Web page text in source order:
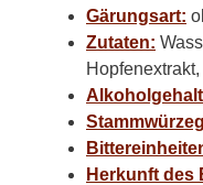
Gärungsart:
Zutaten:
Herkunft des